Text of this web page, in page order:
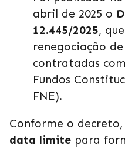
abril de 2025 o
12.445/2025,
renegociação
contratadas
Fundos
FNE).
Conforme o decreto,
data limite para